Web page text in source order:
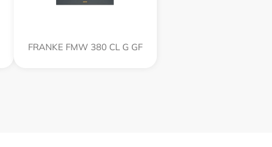
FRANKE FMW 380 CL G GF